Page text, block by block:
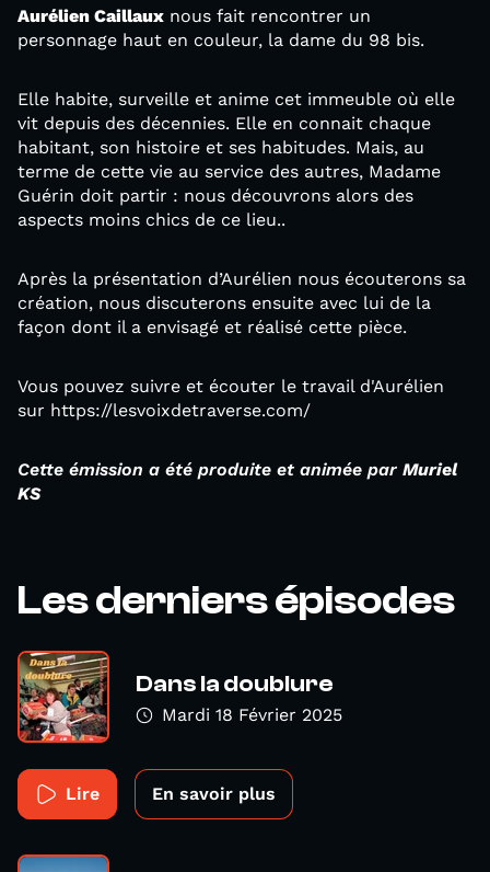
Aurélien Caillaux nous fait rencontrer un
personnage haut en couleur, la dame du 98 bis.
Elle habite, surveille et anime cet immeuble où elle
vit depuis des décennies. Elle en connait chaque
habitant, son histoire et ses habitudes. Mais, au
terme de cette vie au service des autres, Madame
Guérin doit partir : nous découvrons alors des
aspects moins chics de ce lieu..
Après la présentation d’Aurélien nous écouterons sa
création, nous discuterons ensuite avec lui de la
façon dont il a envisagé et réalisé cette pièce.
Vous pouvez suivre et écouter le travail d'Aurélien
sur https://lesvoixdetraverse.com/
Cette émission a été produite et animée par Muriel
KS
Les derniers épisodes
Dans la doublure
Mardi 18 Février 2025
Lire En savoir plus